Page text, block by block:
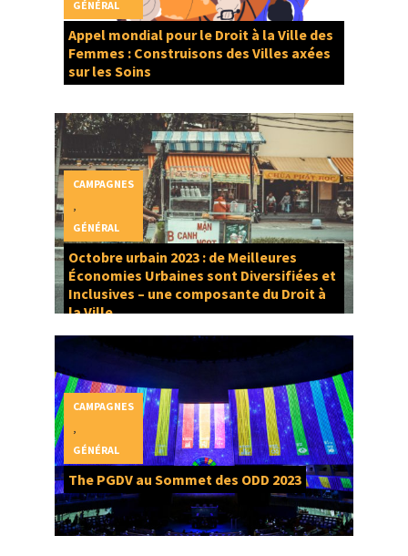
Appel mondial pour le Droit à la Ville des
Femmes : Construisons des Villes axées
sur les Soins
GÉNÉRAL
Octobre urbain 2023 : de Meilleures
Économies Urbaines sont Diversifiées et
Inclusives – une composante du Droit à
la Ville
CAMPAGNES
GÉNÉRAL
The PGDV au Sommet des ODD 2023
CAMPAGNES
GÉNÉRAL